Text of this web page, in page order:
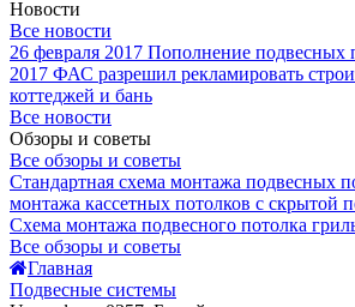
Новости
Все новости
26 февраля 2017 Пополнение подвесных
2017 ФАС разрешил рекламировать
коттеджей и бань
Все новости
Обзоры и советы
Все обзоры и советы
Стандартная схема монтажа подвесных
монтажа кассетных потолков с скрытой
Схема монтажа подвесного потолка
Все обзоры и советы
Главная
Подвесные системы